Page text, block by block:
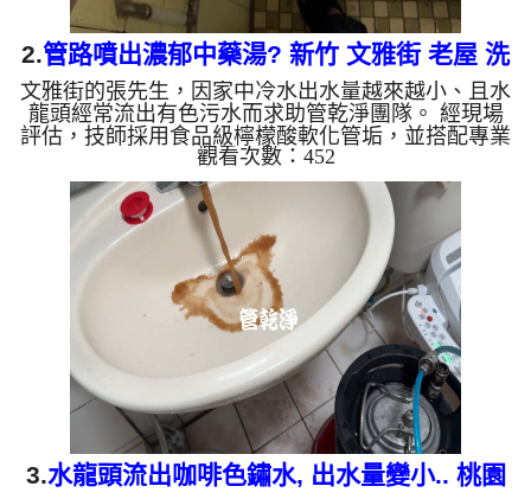
2.管路噴出濃郁中藥湯? 新竹 文雅街 老屋 洗
水管
文雅街的張先生，因家中冷水出水量越來越小、且水
龍頭經常流出有色污水而求助管乾淨團隊。 經現場
評估，技師採用食品級檸檬酸軟化管垢，並搭配專業
高週波水管清洗機進行脈衝清洗。在 2 小時的細心施
工後，成功洗出大量積垢，使冷水出水量完全恢復順
暢如新。 清洗水管, 水管清洗, 洗水管, 熱水忽冷忽熱
?️ 新竹文雅街張宅：高週波水管清洗 3 大實務工法 食
品級檸檬酸靜置軟化（15分鐘）： 將食品級檸檬酸
注入屋內水管，均勻附著並軟化積聚多年的管壁鐵鏽
與硬化水垢。...
觀看次數：452
3.水龍頭流出咖啡色鏽水, 出水量變小.. 桃園